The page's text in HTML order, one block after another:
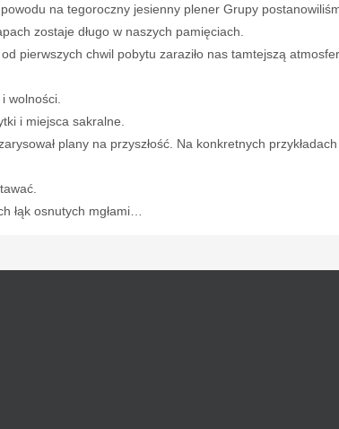
na tegoroczny jesienny plener Grupy
zostaje długo w naszych pamięciach.
pierwszych chwil pobytu zaraziło nas tamtejszą
wolności.
i miejsca sakralne.
plany na przyszłość. Na konkretnych
łąk osnutych mgłami…